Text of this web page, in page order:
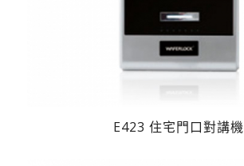
E423 住宅門口對講機